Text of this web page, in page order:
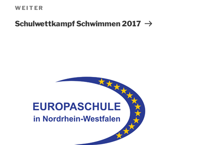
Nächster
Beitrag
WEITER
Schulwettkampf Schwimmen 2017